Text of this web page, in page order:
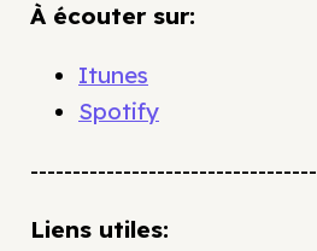
À écouter sur:
Itunes
Spotify
----------------------------------
Liens utiles: